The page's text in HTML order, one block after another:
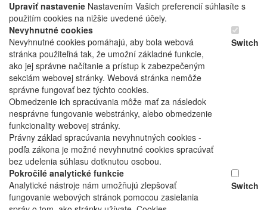
Upraviť nastavenie Nastavením Vašich preferencií súhlasíte s
použitím cookies na nižšie uvedené účely.
Nevyhnutné cookies
Nevyhnutné cookies pomáhajú, aby bola webová
stránka použiteľná tak, že umožní základné funkcie,
ako jej správne načítanie a prístup k zabezpečeným
sekciám webovej stránky. Webová stránka nemôže
správne fungovať bez týchto cookies.
Obmedzenie ich spracúvania môže mať za následok
nesprávne fungovanie webstránky, alebo obmedzenie
funkcionality webovej stránky.
Právny základ spracúvania nevyhnutných cookies -
podľa zákona je možné nevyhnutné cookies spracúvať
bez udelenia súhlasu dotknutou osobou.
Switch
Pokročilé analytické funkcie
Analytické nástroje nám umožňujú zlepšovať
fungovanie webových stránok pomocou zasielania
Switch